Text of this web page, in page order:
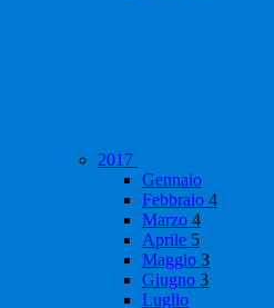
2017
Gennaio
Febbraio 4
Marzo 4
Aprile 5
Maggio 3
Giugno 3
Luglio